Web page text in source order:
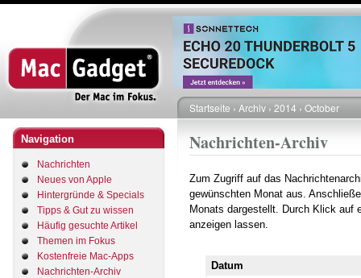
Direkt
zum
Inhalt
Navigation
Nachrichten
Neues von Apple
Hintergründe & Specials
Tipps & Gut zu wissen
Häufig gesuchte Artikel
Themen im Fokus
Kostenfreie Mac-Apps
Nachrichten-Archiv
Pfadnavigation
Startseite Archiv 2014 October
Nachrichten-Archiv
Zum Zugriff auf das
gewünschten Monat aus.
Monats dargestellt. Durch Klick auf
anzeigen lassen.
Datum